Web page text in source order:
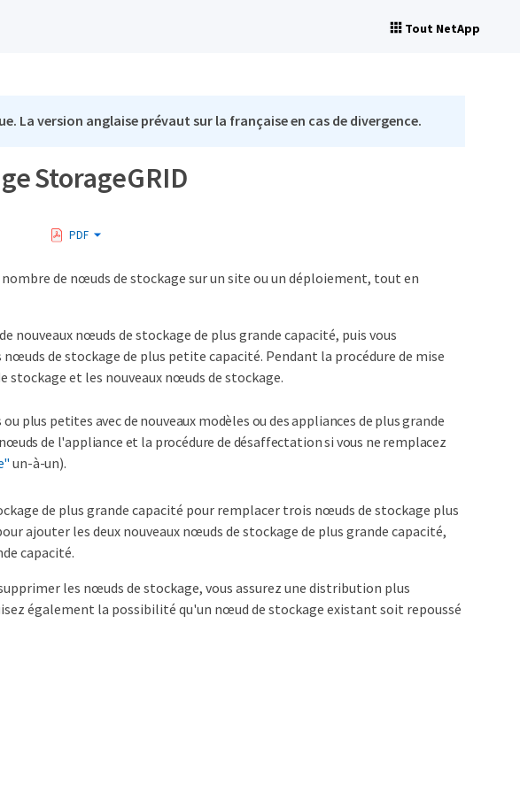
Tout NetApp
La version anglaise prévaut sur la française en cas de divergence.
StorageGRID
PDF
de nœuds de stockage sur un site ou un déploiement, tout en
nouveaux nœuds de stockage de plus grande capacité, puis vous
nœuds de stockage de plus petite capacité. Pendant la procédure de mise
et les nouveaux nœuds de stockage.
plus petites avec de nouveaux modèles ou des appliances de plus grande
de l'appliance et la procédure de désaffectation si vous ne remplacez
un-à-un).
de plus grande capacité pour remplacer trois nœuds de stockage plus
ajouter les deux nouveaux nœuds de stockage de plus grande capacité,
capacité.
les nœuds de stockage, vous assurez une distribution plus
également la possibilité qu'un nœud de stockage existant soit repoussé